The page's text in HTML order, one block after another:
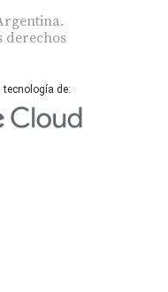
derechos
de: